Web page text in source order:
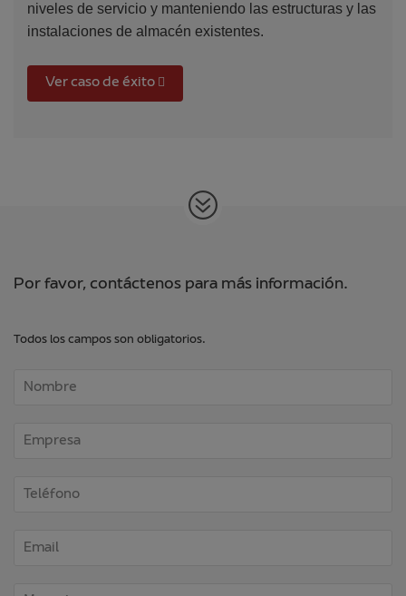
niveles de servicio y manteniendo las estructuras y las
instalaciones de almacén existentes.
Ver caso de éxito
Por favor, contáctenos para más información.
Todos los campos son obligatorios.